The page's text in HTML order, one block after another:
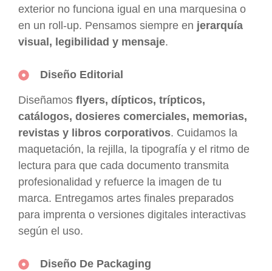
exterior no funciona igual en una marquesina o
en un roll-up. Pensamos siempre en jerarquía
visual, legibilidad y mensaje.
Diseño Editorial
Diseñamos flyers, dípticos, trípticos,
catálogos, dosieres comerciales, memorias,
revistas y libros corporativos. Cuidamos la
maquetación, la rejilla, la tipografía y el ritmo de
lectura para que cada documento transmita
profesionalidad y refuerce la imagen de tu
marca. Entregamos artes finales preparados
para imprenta o versiones digitales interactivas
según el uso.
Diseño De Packaging